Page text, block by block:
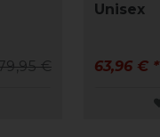
€
Unisex
63,96 € *